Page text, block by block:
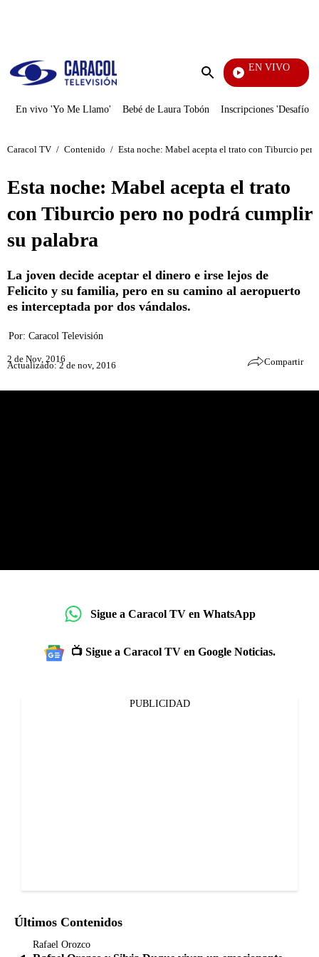
Enviar
EN VIVO
Televentas
En vivo 'Yo Me Llamo' Bebé de Laura Tobón Inscripciones 'Desafío'
Caracol TV / Contenido / Esta noche: Mabel acepta el trato con Tiburcio
Esta noche: Mabel acepta el trato
con Tiburcio pero no podrá cumplir
su palabra
La joven decide aceptar el dinero e irse lejos de
Felicito y su familia, pero en su camino al aeropuerto
es interceptada por dos vándalos.
Por: Caracol Televisión
2 de Nov, 2016
Actualizado: 2 de nov, 2016 Compartir
Sigue a Caracol TV en WhatsApp
📺 Sigue a Caracol TV en Google Noticias.
PUBLICIDAD
Últimos Contenidos
Rafael Orozco